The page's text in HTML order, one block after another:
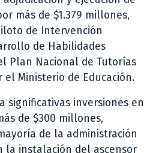
más de $1.379 millones,
de Intervención
de Habilidades
Plan Nacional de Tutorías
el Ministerio de Educación.
significativas inversiones en
de $300 millones,
de la administración
la instalación del ascensor